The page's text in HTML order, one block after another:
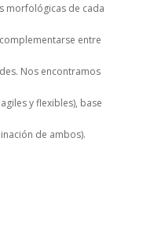
morfológicas de cada
entre
Nos encontramos
y flexibles), base
de ambos).